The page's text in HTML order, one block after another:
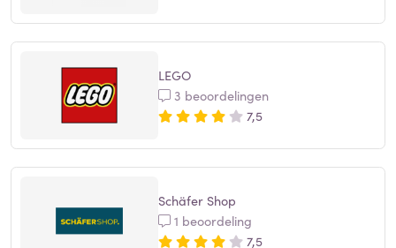
LEGO
3 beoordelingen
7,5
Schäfer Shop
1 beoordeling
7,5